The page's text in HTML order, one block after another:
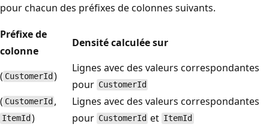
pour chacun des préfixes de colonnes suivants.
Préfixe de
colonne
Densité calculée sur
( CustomerId )
Lignes avec des valeurs correspondantes
pour CustomerId
( CustomerId ,
ItemId )
Lignes avec des valeurs correspondantes
pour CustomerId et ItemId